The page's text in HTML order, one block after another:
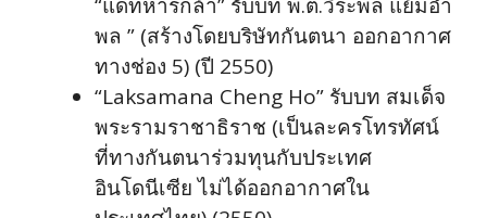
พล ” (สร้างโดยบริษัทกันตนา ออกอากาศ
ทางช่อง 5) (ปี 2550)
“Laksamana Cheng Ho” รับบท สมเด็จ
พระรามราชาธิราช (เป็นละครโทรทัศน์
ที่ทางกันตนาร่วมทุนกับประเทศ
อินโดนีเซีย ไม่ได้ออกอากาศใน